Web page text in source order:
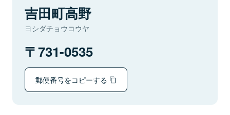
吉田町高野
ヨシダチョウコウヤ
731-0535
郵便番号をコピーする